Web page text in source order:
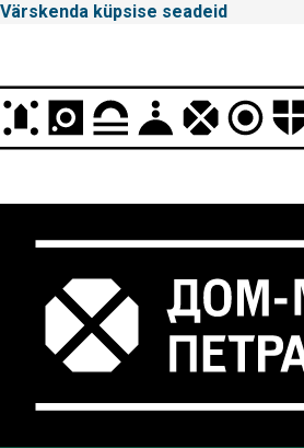
Värskenda küpsise seadeid
Peamenüü